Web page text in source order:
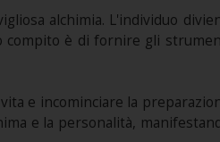
alchimia. L'individuo
compito è di fornire gli
e incominciare la
e la personalità,